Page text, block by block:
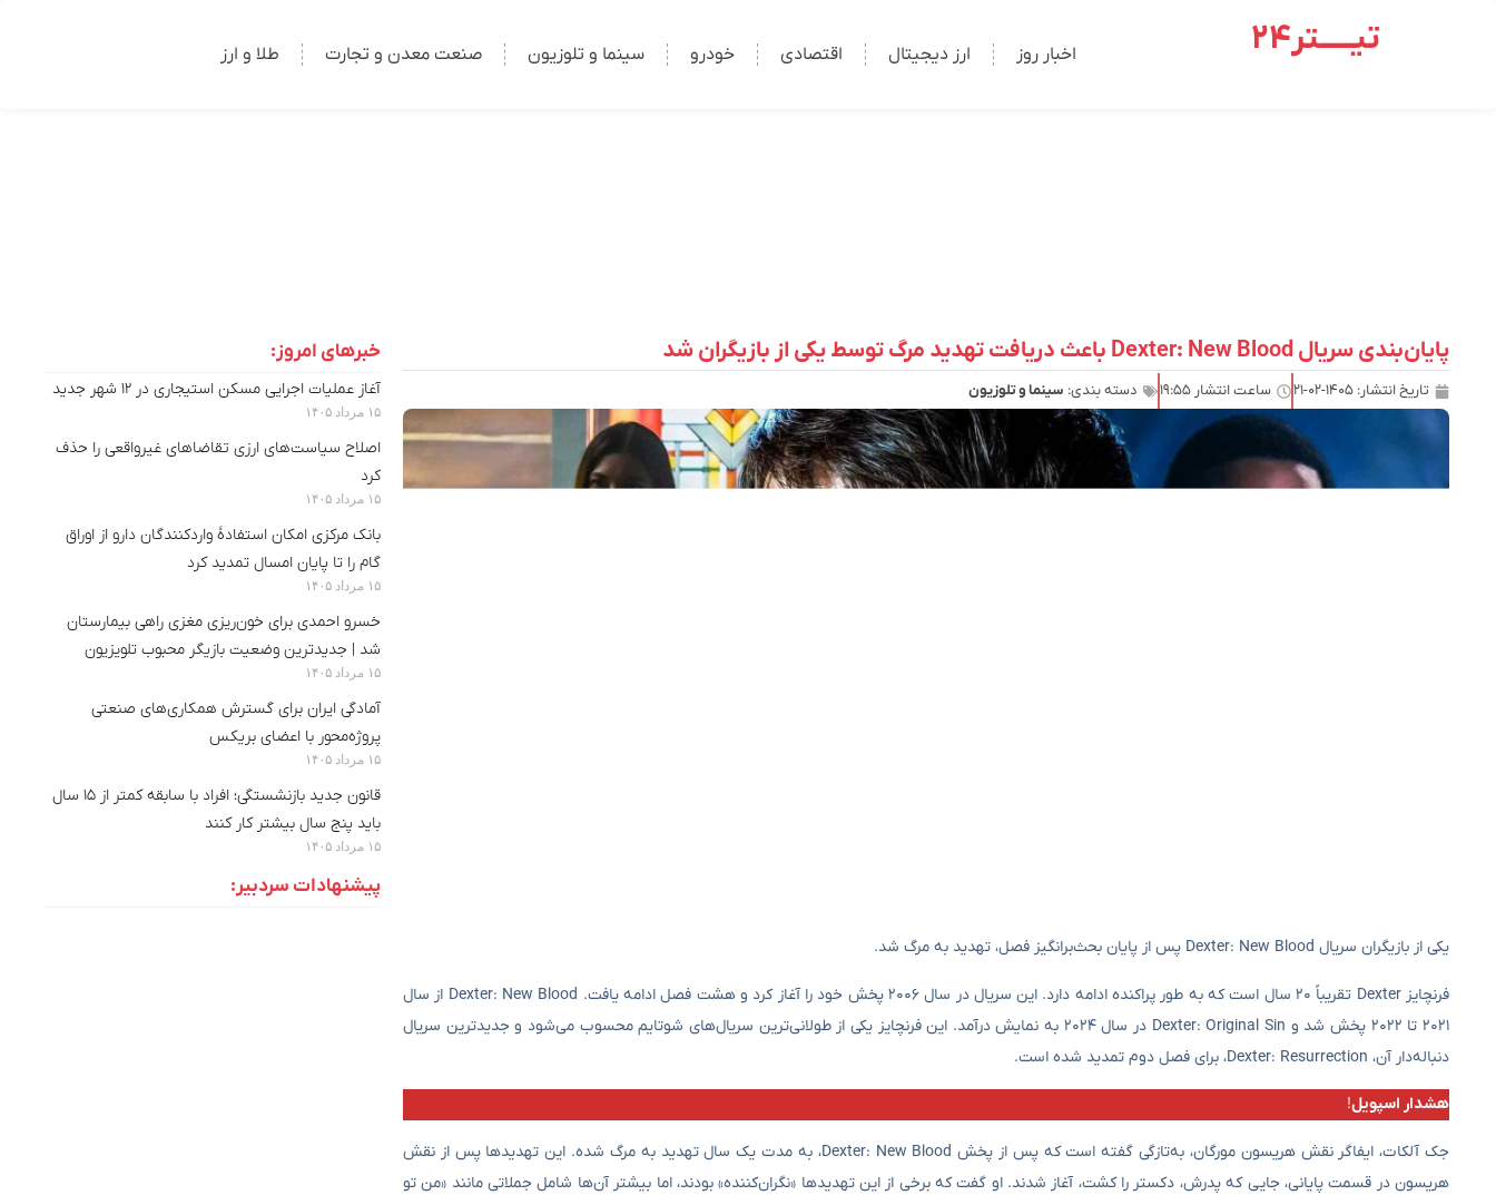
تیـــــتر24 اخبار روز ارز دیجیتال اقتصادی خودرو سینما و تلوزیون صنعت معدن و تجارت طلا و ارز
پایان‌بندی سریال Dexter: New Blood باعث دریافت تهدید مرگ توسط یکی از بازیگران شد
تاریخ انتشار: ۱۴۰۵-۰۲-۲۱ ساعت انتشار ۱۹:۵۵ دسته بندی: سینما و تلوزیون
یکی از بازیگران سریال Dexter: New Blood پس از پایان بحث‌برانگیز فصل، تهدید به مرگ شد.
فرنچایز Dexter تقریباً ۲۰ سال است که به طور پراکنده ادامه دارد. این سریال در سال ۲۰۰۶ پخش خود را آغاز کرد و هشت فصل ادامه یافت. Dexter: New Blood از سال
۲۰۲۱ تا ۲۰۲۲ پخش شد و Dexter: Original Sin در سال ۲۰۲۴ به نمایش درآمد. این فرنچایز یکی از طولانی‌ترین سریال‌های شوتایم محسوب می‌شود و جدیدترین سریال
دنباله‌دار آن، Dexter: Resurrection، برای فصل دوم تمدید شده است.
هشدار اسپویل!
جک آلکات، ایفاگر نقش هریسون مورگان، به‌تازگی گفته است که پس از پخش Dexter: New Blood، به مدت یک سال تهدید به مرگ شده. این تهدیدها پس از نقش
هریسون در قسمت پایانی، جایی که پدرش، دکستر را کشت، آغاز شدند. او گفت که برخی از این تهدیدها «نگران‌کننده» بودند، اما بیشتر آن‌ها شامل جملاتی مانند «من تو
خبرهای امروز:
آغاز عملیات اجرایی مسکن استیجاری در ۱۲ شهر جدید
۱۵ مرداد ۱۴۰۵
اصلاح سیاست‌های ارزی تقاضاهای غیرواقعی را حذف
کرد
۱۵ مرداد ۱۴۰۵
بانک مرکزی امکان استفادۀ واردکنندگان دارو از اوراق
گام را تا پایان امسال تمدید کرد
۱۵ مرداد ۱۴۰۵
خسرو احمدی برای خون‌ریزی مغزی راهی بیمارستان
شد | جدیدترین وضعیت بازیگر محبوب تلویزیون
۱۵ مرداد ۱۴۰۵
آمادگی ایران برای گسترش همکاری‌های صنعتی
پروژه‌محور با اعضای بریکس
۱۵ مرداد ۱۴۰۵
قانون جدید بازنشستگی؛ افراد با سابقه کمتر از ۱۵ سال
باید پنج سال بیشتر کار کنند
۱۵ مرداد ۱۴۰۵
پیشنهادات سردبیر: